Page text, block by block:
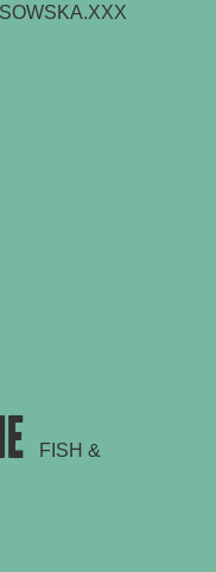
FISH &